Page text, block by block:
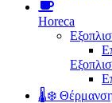
Horeca
🌡️❄️